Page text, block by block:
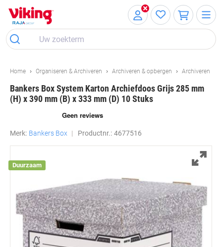
naar
inhoud
naar
navigatie
Home Organiseren & Archiveren Archiveren & opbergen Archiveren
Bankers Box System Karton Archiefdoos Grijs 285 mm
(H) x 390 mm (B) x 333 mm (D) 10 Stuks
Merk: Bankers Box Productnr.: 4677516
Duurzaam